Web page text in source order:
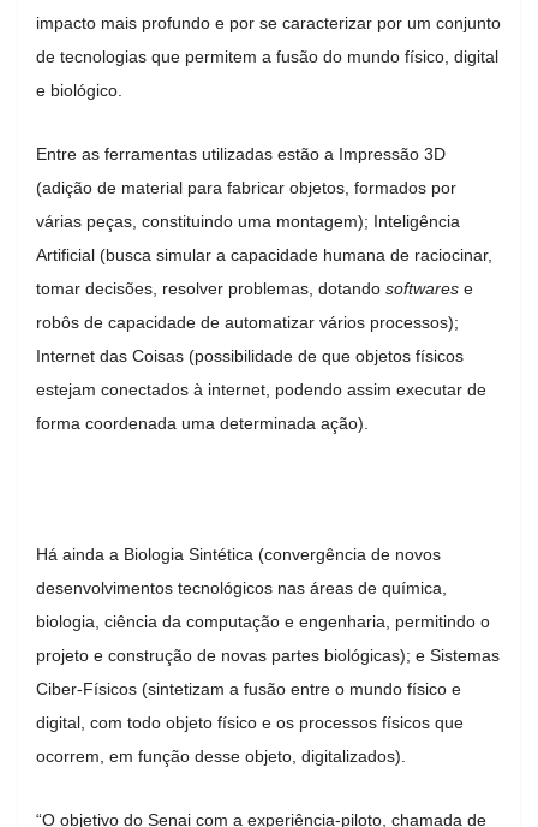
impacto mais profundo e por se caracterizar por um conjunto
de tecnologias que permitem a fusão do mundo físico, digital
e biológico.
Entre as ferramentas utilizadas estão a Impressão 3D
(adição de material para fabricar objetos, formados por
várias peças, constituindo uma montagem); Inteligência
Artificial (busca simular a capacidade humana de raciocinar,
tomar decisões, resolver problemas, dotando softwares e
robôs de capacidade de automatizar vários processos);
Internet das Coisas (possibilidade de que objetos físicos
estejam conectados à internet, podendo assim executar de
forma coordenada uma determinada ação).
Há ainda a Biologia Sintética (convergência de novos
desenvolvimentos tecnológicos nas áreas de química,
biologia, ciência da computação e engenharia, permitindo o
projeto e construção de novas partes biológicas); e Sistemas
Ciber-Físicos (sintetizam a fusão entre o mundo físico e
digital, com todo objeto físico e os processos físicos que
ocorrem, em função desse objeto, digitalizados).
“O objetivo do Senai com a experiência-piloto, chamada de